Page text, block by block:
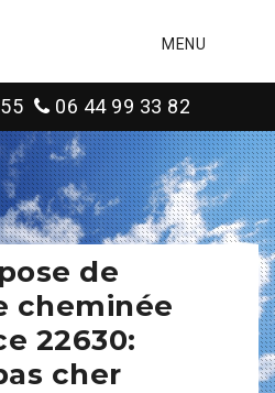
MENU
06 44 99 33 82
de
cheminée
22630:
cher